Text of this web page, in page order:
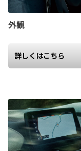
外観
詳しくはこちら